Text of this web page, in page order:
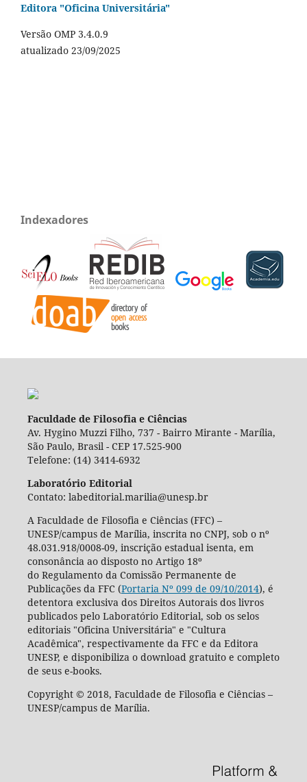
Editora "Oficina Universitária"
Versão OMP 3.4.0.9
atualizado 23/09/2025
Indexadores
Faculdade de Filosofia e Ciências
Av. Hygino Muzzi Filho, 737 - Bairro Mirante - Marília,
São Paulo, Brasil - CEP 17.525-900
Telefone: (14) 3414-6932
Laboratório Editorial
Contato: labeditorial.marilia@unesp.br
A Faculdade de Filosofia e Ciências (FFC) –
UNESP/campus de Marília, inscrita no CNPJ, sob o nº
48.031.918/0008-09, inscrição estadual isenta, em
consonância ao disposto no Artigo 18º
do Regulamento da Comissão Permanente de
Publicações da FFC (Portaria Nº 099 de 09/10/2014), é
detentora exclusiva dos Direitos Autorais dos livros
publicados pelo Laboratório Editorial, sob os selos
editoriais "Oficina Universitária" e "Cultura
Acadêmica", respectivamente da FFC e da Editora
UNESP, e disponibiliza o download gratuito e completo
de seus e-books.
Copyright © 2018, Faculdade de Filosofia e Ciências –
UNESP/campus de Marília.